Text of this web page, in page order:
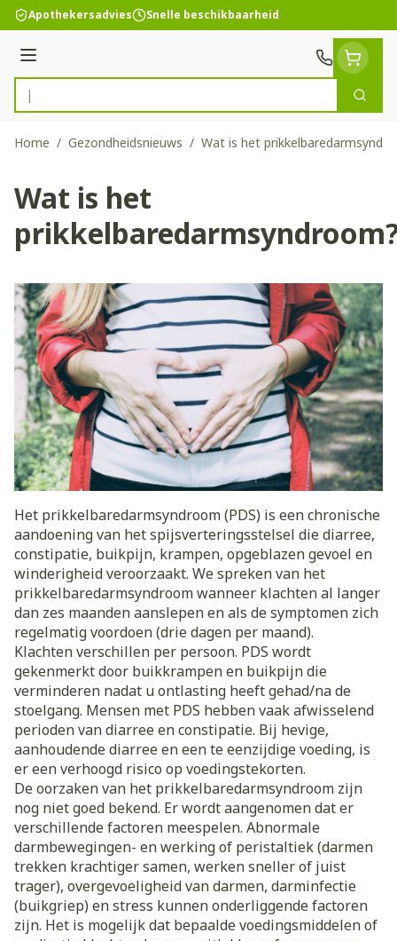
Ga naar de inhoud
Apothekersadvies Snelle beschikbaarheid
Menu
Product, merk, categorie...
Zoek
Home / Gezondheidsnieuws / Wat is het
Wat is het
Het prikkelbaredarmsyndroom (PDS) is een chronische
aandoening van het spijsverteringsstelsel die diarree,
constipatie, buikpijn, krampen, opgeblazen gevoel en
winderigheid veroorzaakt. We spreken van het
prikkelbaredarmsyndroom wanneer klachten al langer
dan zes maanden aanslepen en als de symptomen zich
regelmatig voordoen (drie dagen per maand).
Klachten verschillen per persoon. PDS wordt
gekenmerkt door buikkrampen en buikpijn die
verminderen nadat u ontlasting heeft gehad/na de
stoelgang. Mensen met PDS hebben vaak afwisselend
perioden van diarree en constipatie. Bij hevige,
aanhoudende diarree en een te eenzijdige voeding, is
er een verhoogd risico op voedingstekorten.
De oorzaken van het prikkelbaredarmsyndroom zijn
nog niet goed bekend. Er wordt aangenomen dat er
verschillende factoren meespelen. Abnormale
darmbewegingen- en werking of peristaltiek (darmen
trekken krachtiger samen, werken sneller of juist
trager), overgevoeligheid van darmen, darminfectie
(buikgriep) en stress kunnen onderliggende factoren
zijn. Het is mogelijk dat bepaalde voedingsmiddelen of